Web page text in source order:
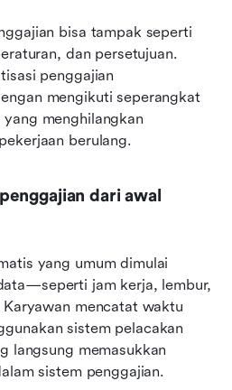
bisa tampak seperti
dan persetujuan.
penggajian
mengikuti seperangkat
menghilangkan
berulang.
dari awal
yang umum dimulai
jam kerja, lembur,
mencatat waktu
sistem pelacakan
langsung memasukkan
sistem penggajian.